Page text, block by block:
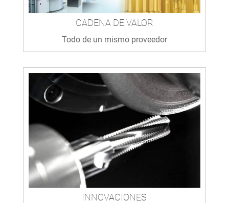
CADENA DE VALOR
Todo de un mismo proveedor
INNOVACIONES